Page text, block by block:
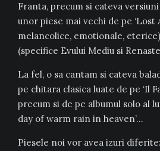
Franta, precum si cateva
unor piese mai vechi de pe ‘Lost
melancolice, emotionale, eterice)
(specifice Evului Mediu si
La fel, o sa cantam si cateva
pe chitara clasica luate de pe ‘Il
precum si de pe albumul solo al
day of warm rain in heaven’…
Piesele noi vor avea izuri